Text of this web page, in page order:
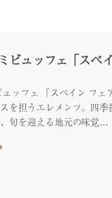
ビュッフェ「スペイ
ッフェ 「スペイン フェ
を担うエレメンツ。四
旬を迎える地元の味覚…